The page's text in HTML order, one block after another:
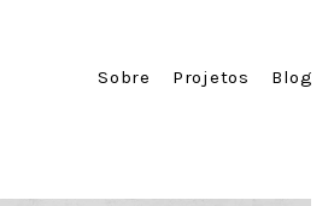
Sobre Projetos Blog